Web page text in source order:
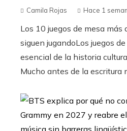
Camila Rojas Hace 1
Los 10 juegos de mesa más
siguen jugandoLos juegos
esencial de la historia
Mucho antes de la escritura